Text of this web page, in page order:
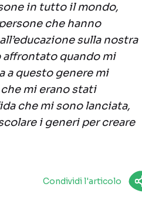
in tutto il mondo,
che hanno
sulla nostra
quando mi
a questo genere mi
mi erano stati
che mi sono lanciata,
i generi per creare
Condividi l'articolo